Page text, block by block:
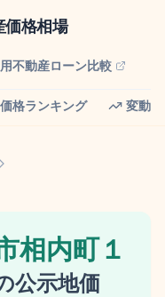
価格相場
不動産ローン比較
格ランキング 変動
相内町１
公示地価